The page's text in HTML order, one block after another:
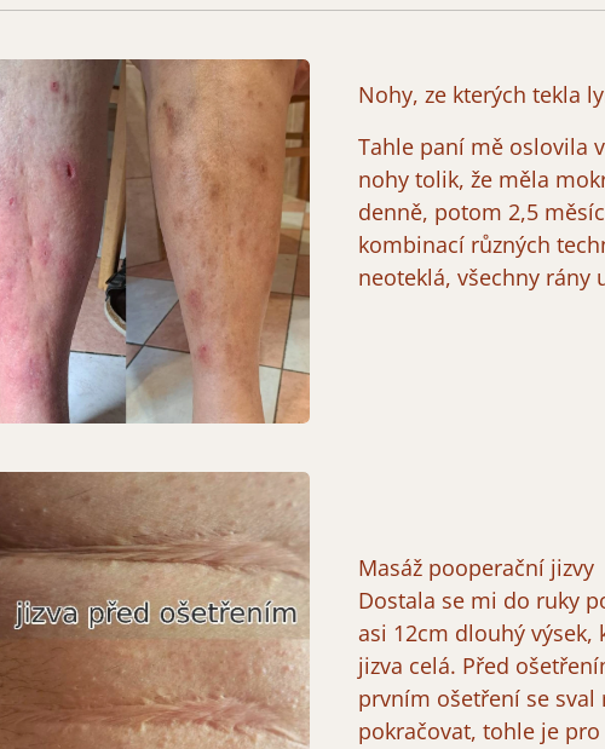
Nohy, ze kterých tekla
Tahle paní mě oslovila
nohy tolik, že měla
denně, potom 2,5
kombinací různých
neoteklá, všechny rány
Masáž pooperační jizvy
Dostala se mi do ruky
asi 12cm dlouhý
jizva celá. Před
prvním ošetření se
pokračovat, tohle je